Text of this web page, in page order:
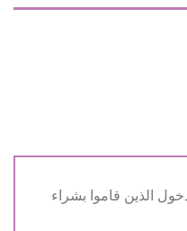
الذين قاموا بشراء